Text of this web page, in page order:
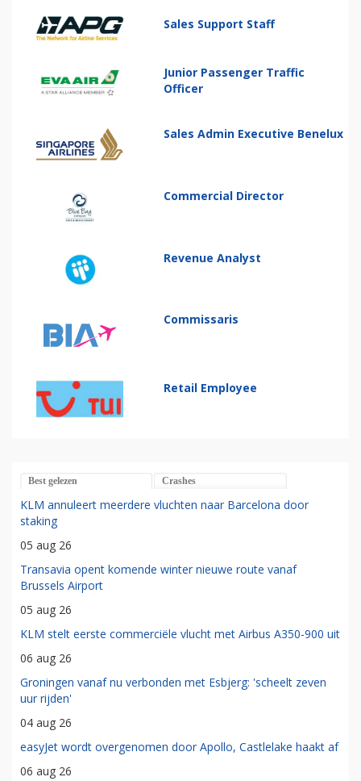
Sales Support Staff
Junior Passenger Traffic
Officer
Sales Admin Executive Benelux
Commercial Director
Revenue Analyst
Commissaris
Retail Employee
Best gelezen Crashes
KLM annuleert meerdere vluchten naar Barcelona door
staking
05 aug 26
Transavia opent komende winter nieuwe route vanaf
Brussels Airport
05 aug 26
KLM stelt eerste commerciële vlucht met Airbus A350-900 uit
06 aug 26
Groningen vanaf nu verbonden met Esbjerg: 'scheelt zeven
uur rijden'
04 aug 26
easyJet wordt overgenomen door Apollo, Castlelake haakt af
06 aug 26